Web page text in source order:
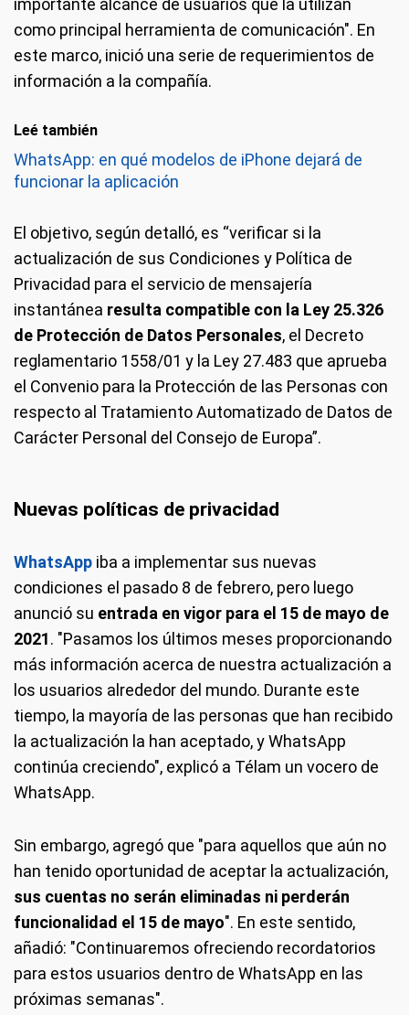
importante alcance de usuarios que la utilizan
como principal herramienta de comunicación". En
este marco, inició una serie de requerimientos de
información a la compañía.
Leé también
WhatsApp: en qué modelos de iPhone dejará de
funcionar la aplicación
El objetivo, según detalló, es “verificar si la
actualización de sus Condiciones y Política de
Privacidad para el servicio de mensajería
instantánea resulta compatible con la Ley 25.326
de Protección de Datos Personales, el Decreto
reglamentario 1558/01 y la Ley 27.483 que aprueba
el Convenio para la Protección de las Personas con
respecto al Tratamiento Automatizado de Datos de
Carácter Personal del Consejo de Europa”.
Nuevas políticas de privacidad
WhatsApp iba a implementar sus nuevas
condiciones el pasado 8 de febrero, pero luego
anunció su entrada en vigor para el 15 de mayo de
2021. "Pasamos los últimos meses proporcionando
más información acerca de nuestra actualización a
los usuarios alrededor del mundo. Durante este
tiempo, la mayoría de las personas que han recibido
la actualización la han aceptado, y WhatsApp
continúa creciendo", explicó a Télam un vocero de
WhatsApp.
Sin embargo, agregó que "para aquellos que aún no
han tenido oportunidad de aceptar la actualización,
sus cuentas no serán eliminadas ni perderán
funcionalidad el 15 de mayo". En este sentido,
añadió: "Continuaremos ofreciendo recordatorios
para estos usuarios dentro de WhatsApp en las
próximas semanas".